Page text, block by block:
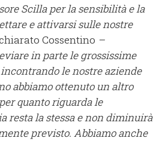
Scilla per la sensibilità e la
e attivarsi sulle nostre
Cossentino –
in parte le grossissime
le nostre aziende
abbiamo ottenuto un altro
quanto riguarda le
resta la stessa e non diminuirà
previsto. Abbiamo anche